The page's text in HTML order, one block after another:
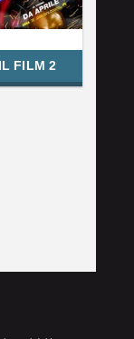
FILM 2